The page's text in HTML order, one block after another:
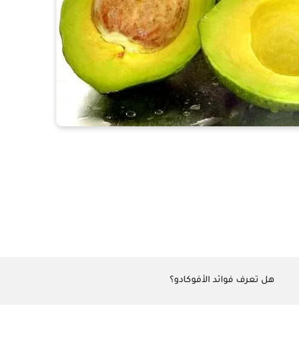
هل تعرف فوائد الأفوكادو؟